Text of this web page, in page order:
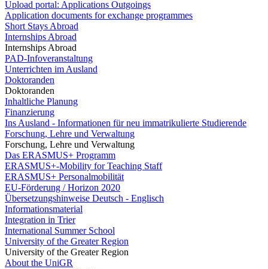
Upload portal: Applications Outgoings
Application documents for exchange programmes
Short Stays Abroad
Internships Abroad
Internships Abroad
PAD-Infoveranstaltung
Unterrichten im Ausland
Doktoranden
Doktoranden
Inhaltliche Planung
Finanzierung
Ins Ausland - Informationen für neu immatrikulierte Studierende
Forschung, Lehre und Verwaltung
Forschung, Lehre und Verwaltung
Das ERASMUS+ Programm
ERASMUS+-Mobility for Teaching Staff
ERASMUS+ Personalmobilität
EU-Förderung / Horizon 2020
Übersetzungshinweise Deutsch - Englisch
Informationsmaterial
Integration in Trier
International Summer School
University of the Greater Region
University of the Greater Region
About the UniGR